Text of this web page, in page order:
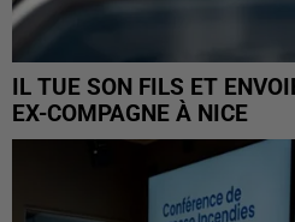
IL TUE SON FILS ET
EX-COMPAGNE À NICE